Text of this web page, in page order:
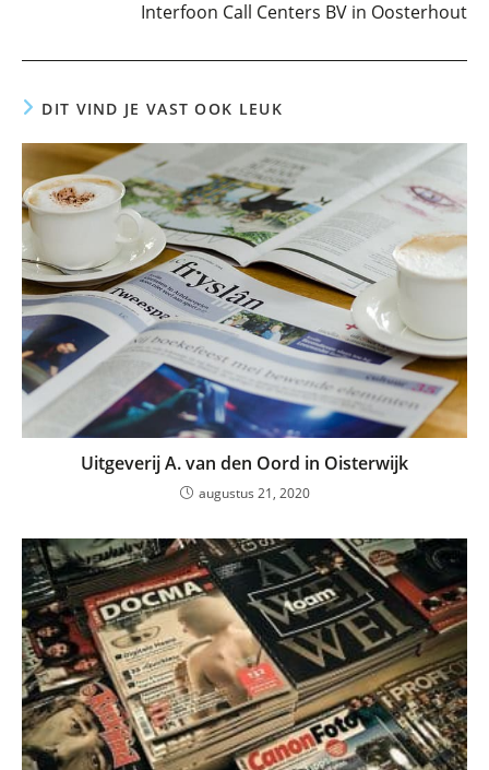
Interfoon Call Centers BV in Oosterhout
DIT VIND JE VAST OOK LEUK
Uitgeverij A. van den Oord in Oisterwijk
augustus 21, 2020